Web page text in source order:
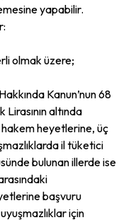
yapabilir.
olmak üzere;
Kanun’nun 68
altında
heyetlerine, üç
il tüketici
bulunan illerde ise
başvuru
için